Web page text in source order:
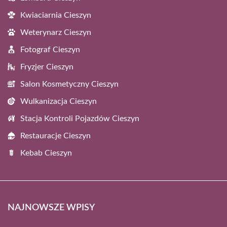
Kwiaciarnia Cieszyn
Weterynarz Cieszyn
Fotograf Cieszyn
Fryzjer Cieszyn
Salon Kosmetyczny Cieszyn
Wulkanizacja Cieszyn
Stacja Kontroli Pojazdów Cieszyn
Restauracje Cieszyn
Kebab Cieszyn
NAJNOWSZE WPISY